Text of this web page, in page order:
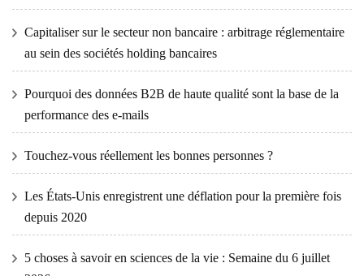
Capitaliser sur le secteur non bancaire : arbitrage réglementaire
au sein des sociétés holding bancaires
Pourquoi des données B2B de haute qualité sont la base de la
performance des e-mails
Touchez-vous réellement les bonnes personnes ?
Les États-Unis enregistrent une déflation pour la première fois
depuis 2020
5 choses à savoir en sciences de la vie : Semaine du 6 juillet